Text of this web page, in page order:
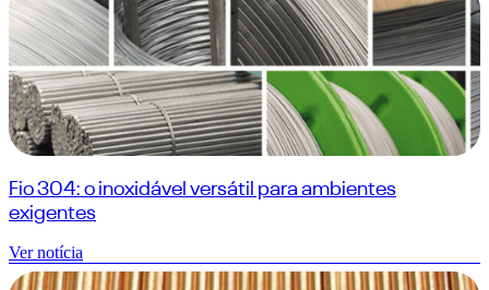
Fio 304: o inoxidável versátil para ambientes
exigentes
Ver notícia